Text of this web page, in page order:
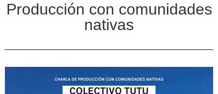
Producción con comunidades
nativas